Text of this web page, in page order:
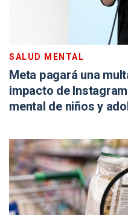
SALUD MENTAL
Meta pagará una
impacto de
mental de niños y